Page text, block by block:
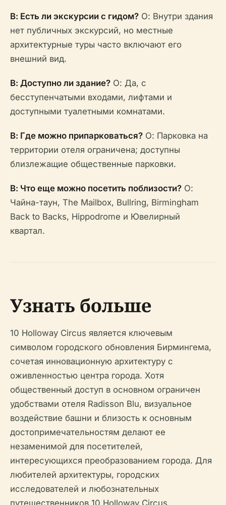
В: Есть ли экскурсии с гидом? О: Внутри здания
нет публичных экскурсий, но местные
архитектурные туры часто включают его
внешний вид.
В: Доступно ли здание? О: Да, с
бесступенчатыми входами, лифтами и
доступными туалетными комнатами.
В: Где можно припарковаться? О: Парковка на
территории отеля ограничена; доступны
близлежащие общественные парковки.
В: Что еще можно посетить поблизости? О:
Чайна-таун, The Mailbox, Bullring, Birmingham
Back to Backs, Hippodrome и Ювелирный
квартал.
Узнать больше
10 Holloway Circus является ключевым
символом городского обновления Бирмингема,
сочетая инновационную архитектуру с
оживленностью центра города. Хотя
общественный доступ в основном ограничен
удобствами отеля Radisson Blu, визуальное
воздействие башни и близость к основным
достопримечательностям делают ее
незаменимой для посетителей,
интересующихся преобразованием города. Для
любителей архитектуры, городских
исследователей и любознательных
путешественников 10 Holloway Circus